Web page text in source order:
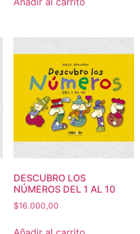
DESCUBRO LOS
NÚMEROS DEL 1 AL 10
$16.000,00